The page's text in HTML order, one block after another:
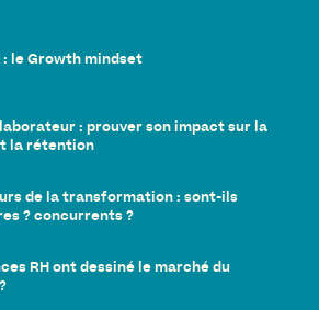
: le Growth mindset
: prouver son impact sur la
la rétention
de la transformation : sont-ils
? concurrents ?
RH ont dessiné le marché du